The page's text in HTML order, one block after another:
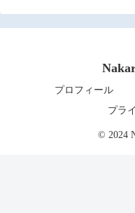
プロフィール
プラ
© 2024